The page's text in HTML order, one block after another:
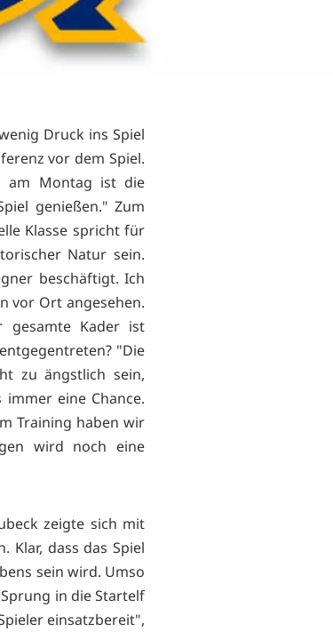
Druck ins Spiel
vor dem Spiel.
am Montag ist die
genießen." Zum
Klasse spricht für
Natur sein.
beschäftigt. Ich
vor Ort angesehen.
gesamte Kader ist
"Die
zu ängstlich sein,
eine Chance.
Training haben wir
wird noch eine
zeigte sich mit
Klar, dass das Spiel
sein wird. Umso
in die Startelf
einsatzbereit",